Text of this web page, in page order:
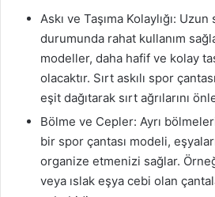
Askı ve Taşıma Kolaylığı:
durumunda rahat kullanım
modeller, daha hafif ve kolay
olacaktır. Sırt askılı spor
eşit dağıtarak sırt ağrılarını
Bölme ve Cepler: Ayrı
bir spor çantası modeli,
organize etmenizi sağlar.
veya ıslak eşya cebi olan